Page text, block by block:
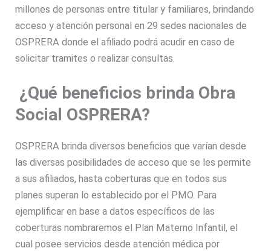
millones de personas entre titular y familiares, brindando
acceso y atención personal en 29 sedes nacionales de
OSPRERA donde el afiliado podrá acudir en caso de
solicitar tramites o realizar consultas.
¿Qué beneficios brinda Obra
Social OSPRERA?
OSPRERA brinda diversos beneficios que varían desde
las diversas posibilidades de acceso que se les permite
a sus afiliados, hasta coberturas que en todos sus
planes superan lo establecido por el PMO. Para
ejemplificar en base a datos específicos de las
coberturas nombraremos el Plan Materno Infantil, el
cual posee servicios desde atención médica por